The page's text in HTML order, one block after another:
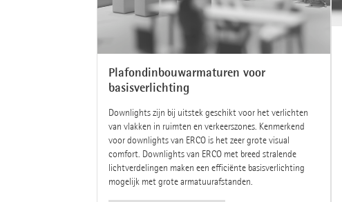
Plafondinbouwarmaturen voor
basisverlichting
Downlights zijn bij uitstek geschikt voor het verlichten
van vlakken in ruimten en verkeerszones. Kenmerkend
voor downlights van ERCO is het zeer grote visual
comfort. Downlights van ERCO met breed stralende
lichtverdelingen maken een efficiënte basisverlichting
mogelijk met grote armatuurafstanden.